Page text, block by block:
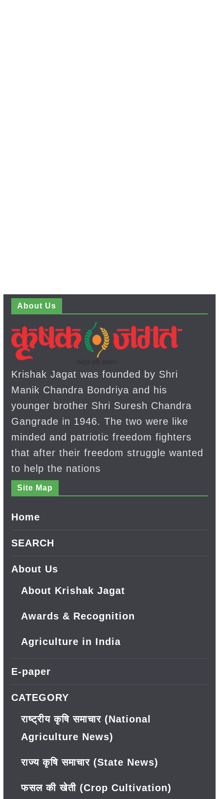
About Us
Krishak Jagat was founded by Shri
Manik Chandra Bondriya and his
younger brother Shri Suresh Chandra
Gangrade in 1946. The two were like
minded and patriotic freedom fighters
that after their freedom struggle wanted
to help the nations
Site Map
Home
SEARCH
About Us
About Krishak Jagat
Awards & Recognition
Agriculture in India
E-paper
CATEGORY
राष्ट्रीय कृषि समाचार (National
Agriculture News)
राज्य कृषि समाचार (State News)
फसल की खेती (Crop Cultivation)